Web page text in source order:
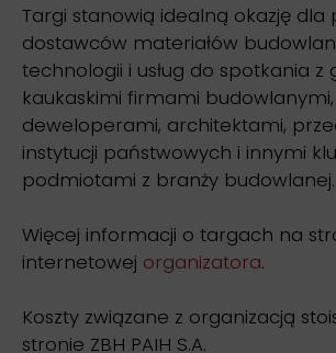
Targi stanowią idealną okazję
dostawców materiałów
technologii i usług do spotkania z
kaukaskimi firmami budowlanymi,
deweloperami, architektami,
instytucji państwowych i innymi
podmiotami z branży budowlanej.
Więcej informacji o targach na
internetowej organizatora.
Koszty związane z organizacją
stronie ZBH PAIH S.A.